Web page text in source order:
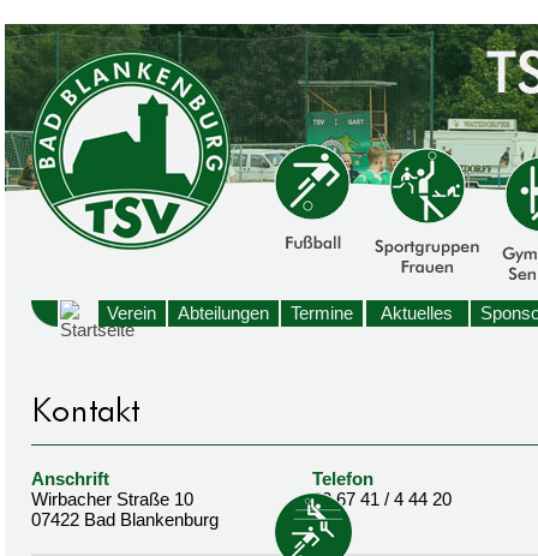
Verein Abteilungen Termine Aktuelles
Anschrift
Wirbacher Straße 10
07422 Bad Blankenburg
Telefon
03 67 41 / 4 44 20